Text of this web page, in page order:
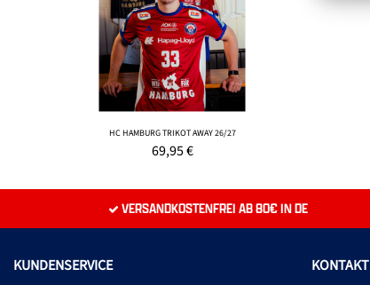
HC HAMBURG TRIKOT AWAY 26/27
69,95€
VERSANDKOSTENFREI AB 80€ IN DE
KUNDENSERVICE
KONTAKT